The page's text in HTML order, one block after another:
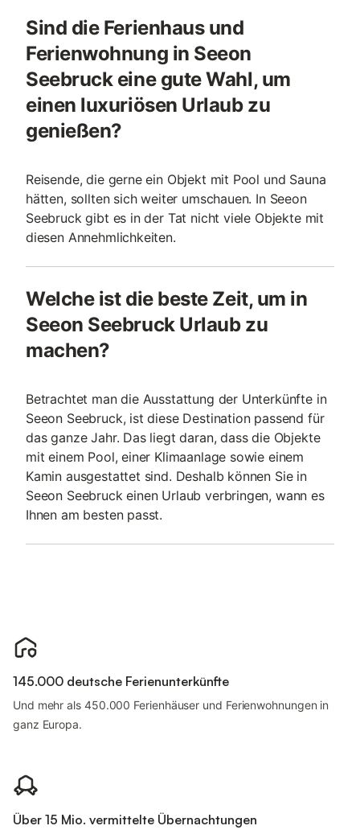
Sind die Ferienhaus und
Ferienwohnung in Seeon
Seebruck eine gute Wahl, um
einen luxuriösen Urlaub zu
genießen?
Reisende, die gerne ein Objekt mit Pool und Sauna
hätten, sollten sich weiter umschauen. In Seeon
Seebruck gibt es in der Tat nicht viele Objekte mit
diesen Annehmlichkeiten.
Welche ist die beste Zeit, um in
Seeon Seebruck Urlaub zu
machen?
Betrachtet man die Ausstattung der Unterkünfte in
Seeon Seebruck, ist diese Destination passend für
das ganze Jahr. Das liegt daran, dass die Objekte
mit einem Pool, einer Klimaanlage sowie einem
Kamin ausgestattet sind. Deshalb können Sie in
Seeon Seebruck einen Urlaub verbringen, wann es
Ihnen am besten passt.
145.000 deutsche Ferienunterkünfte
Und mehr als 450.000 Ferienhäuser und Ferienwohnungen in
ganz Europa.
Über 15 Mio. vermittelte Übernachtungen